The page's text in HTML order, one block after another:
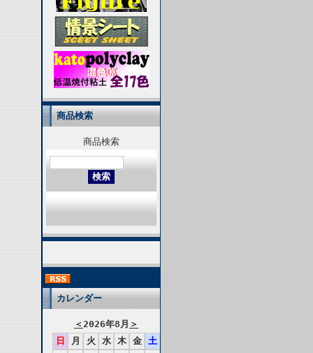
商品検索
商品検索
カレンダー
＜2026年8月 ＞
日
月 火 水 木 金
土